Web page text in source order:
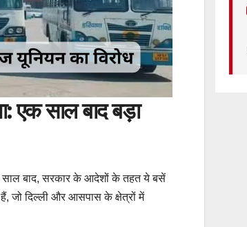
साल बाद बड़ा
बाद, सरकार के आदेशों के तहत ये बसें
जो दिल्ली और आसपास के क्षेत्रों में